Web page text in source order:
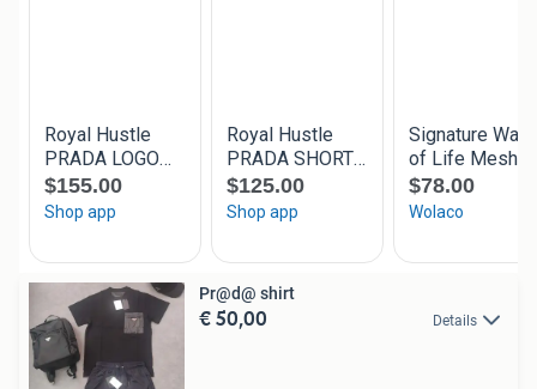
Pr@d@ shirt
€ 50,00 Details